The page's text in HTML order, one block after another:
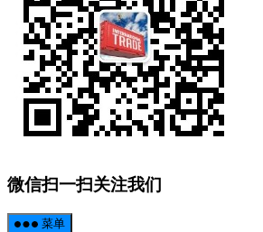
微信扫一扫关注我们
菜单